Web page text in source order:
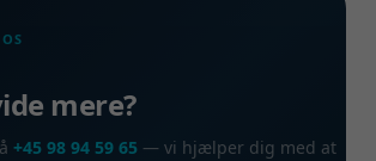
mere?
+45 98 94 59 65 — vi hjælper dig med at